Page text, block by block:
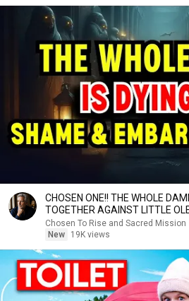
CHOSEN ONE!! THE WHOLE
TOGETHER AGAINST LITTLE
FAILED MISERABLY
Chosen To Rise and Sacred Mission
New
19K views